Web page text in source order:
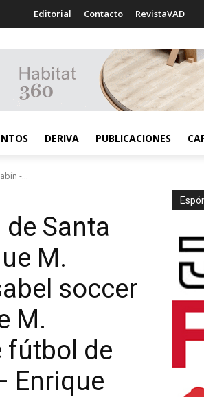
Editorial Contacto RevistaVAD
DERIVA PUBLICACIONES
-...
Santa
M.
soccer
M.
fútbol de
Enrique